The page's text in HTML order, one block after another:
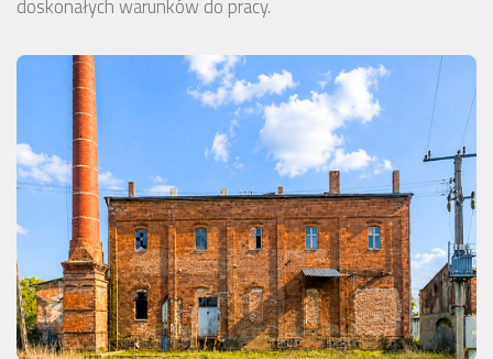
doskonałych warunków do pracy.